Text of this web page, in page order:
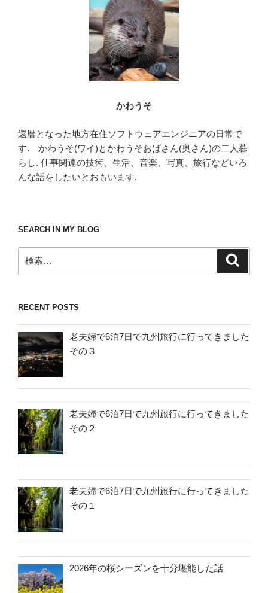
かわうそ
還暦となった地方在住ソフトウェアエンジニアの日常で
す. かわうそ(ワイ)とかわうそおばさん(奥さん)の二人暮
らし. 仕事関連の技術、生活、音楽、写真、旅行などいろ
んな話をしたいとおもいます.
SEARCH IN MY BLOG
索:
RECENT POSTS
老夫婦で6泊7日で九州旅行に行ってきました
その３
老夫婦で6泊7日で九州旅行に行ってきました
その２
老夫婦で6泊7日で九州旅行に行ってきました
その１
2026年の桜シーズンを十分堪能した話